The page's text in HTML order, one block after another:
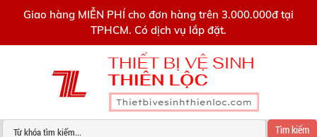
Giao hàng MIỄN PHÍ cho đơn hàng trên 3.000.000đ tại
TPHCM. Có dịch vụ lắp đặt.
Tìm kiếm
0909445903